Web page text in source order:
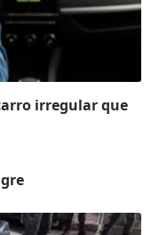
irregular que